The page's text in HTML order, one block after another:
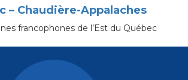
– Chaudière-Appalaches
francophones de l’Est du Québec